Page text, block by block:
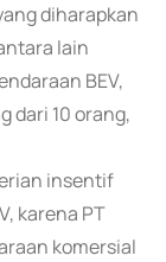
diharapkan
lain
BEV,
dari 10 orang,
insentif
karena PT
komersial